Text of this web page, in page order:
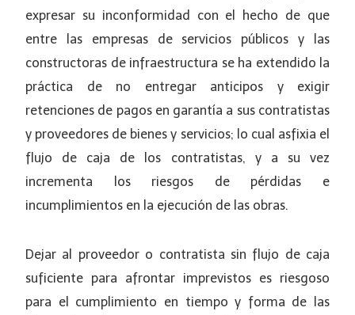
expresar su inconformidad con el hecho de que
entre las empresas de servicios públicos y las
constructoras de infraestructura se ha extendido la
práctica de no entregar anticipos y exigir
retenciones de pagos en garantía a sus contratistas
y proveedores de bienes y servicios; lo cual asfixia el
flujo de caja de los contratistas, y a su vez
incrementa los riesgos de pérdidas e
incumplimientos en la ejecución de las obras.
Dejar al proveedor o contratista sin flujo de caja
suficiente para afrontar imprevistos es riesgoso
para el cumplimiento en tiempo y forma de las